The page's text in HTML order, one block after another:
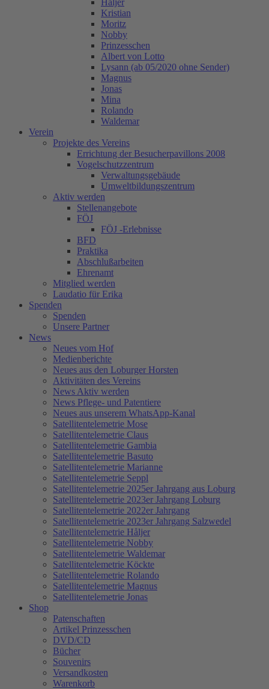
Håljer
Kristian
Moritz
Nobby
Prinzesschen
Albert von Lotto
Lysann (ab 05/2020 ohne Sender)
Magnus
Jonas
Mina
Rolando
Waldemar
Verein
Projekte des Vereins
Errichtung der Besucherpavillons 2008
Vogelschutzzentrum
Verwaltungsgebäude
Umweltbildungszentrum
Aktiv werden
Stellenangebote
FÖJ
FÖJ -Erlebnisse
BFD
Praktika
Abschlußarbeiten
Ehrenamt
Mitglied werden
Laudatio für Erika
Spenden
Spenden
Unsere Partner
News
Neues vom Hof
Medienberichte
Neues aus den Loburger Horsten
Aktivitäten des Vereins
News Aktiv werden
News Pflege- und Patentiere
Neues aus unserem WhatsApp-Kanal
Satellitentelemetrie Mose
Satellitentelemetrie Claus
Satellitentelemetrie Gambia
Satellitentelemetrie Basuto
Satellitentelemetrie Marianne
Satellitentelemetrie Seppl
Satellitentelemetrie 2025er Jahrgang aus Loburg
Satellitentelemetrie 2023er Jahrgang Loburg
Satellitentelemetrie 2022er Jahrgang
Satellitentelemetrie 2023er Jahrgang Salzwedel
Satellitentelemetrie Håljer
Satellitentelemetrie Nobby
Satellitentelemetrie Waldemar
Satellitentelemetrie Köckte
Satellitentelemetrie Rolando
Satellitentelemetrie Magnus
Satellitentelemetrie Jonas
Shop
Patenschaften
Artikel Prinzesschen
DVD/CD
Bücher
Souvenirs
Versandkosten
Warenkorb